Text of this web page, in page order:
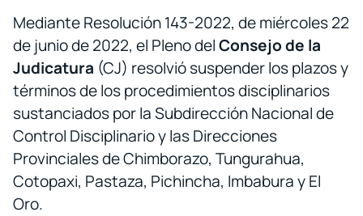
Mediante Resolución 143-2022, de miércoles 22
de junio de 2022, el Pleno delConsejo de la
Judicatura (CJ) resolvió suspender los plazos y
términos de los procedimientos disciplinarios
sustanciados por la Subdirección Nacional de
Control Disciplinario y las Direcciones
Provinciales de Chimborazo, Tungurahua,
Cotopaxi, Pastaza, Pichincha, Imbabura y El
Oro.